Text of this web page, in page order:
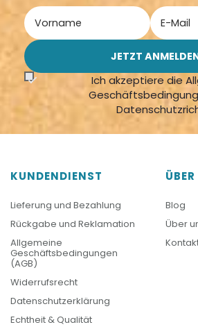
Ich akzeptiere die
KUNDENDIENST
Lieferung und Bezahlung
Rückgabe und Reklamation
Allgemeine
Geschäftsbedingungen
(AGB)
Widerrufsrecht
Datenschutzerklärung
Echtheit & Qualität
Blog
Über